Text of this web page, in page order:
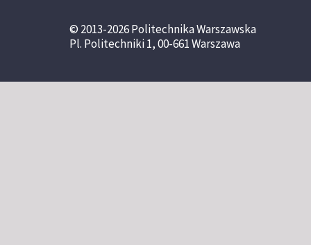
© 2013-2026 Politechnika Warszawska
Pl. Politechniki 1, 00-661 Warszawa